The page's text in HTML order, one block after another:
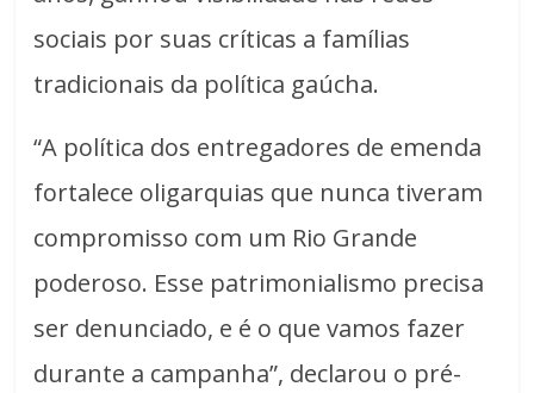
sociais por suas críticas a famílias
tradicionais da política gaúcha.
“A política dos entregadores de emenda
fortalece oligarquias que nunca tiveram
compromisso com um Rio Grande
poderoso. Esse patrimonialismo precisa
ser denunciado, e é o que vamos fazer
durante a campanha”, declarou o pré-